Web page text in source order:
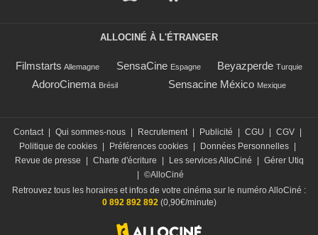
ALLOCINÉ À L'ÉTRANGER
Filmstarts Allemagne SensaCine Espagne Beyazperde Turquie
AdoroCinema Brésil Sensacine México Mexique
Contact Qui sommes-nous Recrutement Publicité CGU CGV
Politique de cookies
Préférences cookies Données Personnelles
Revue de presse
Charte d'écriture Les services AlloCiné
Gérer Utiq
©AlloCiné
Retrouvez tous les horaires et infos de votre cinéma sur le numéro AlloCiné :
0 892 892 892(0,90€/minute)